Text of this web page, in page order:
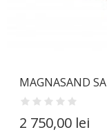
MAGNASAND
2 750,00 lei